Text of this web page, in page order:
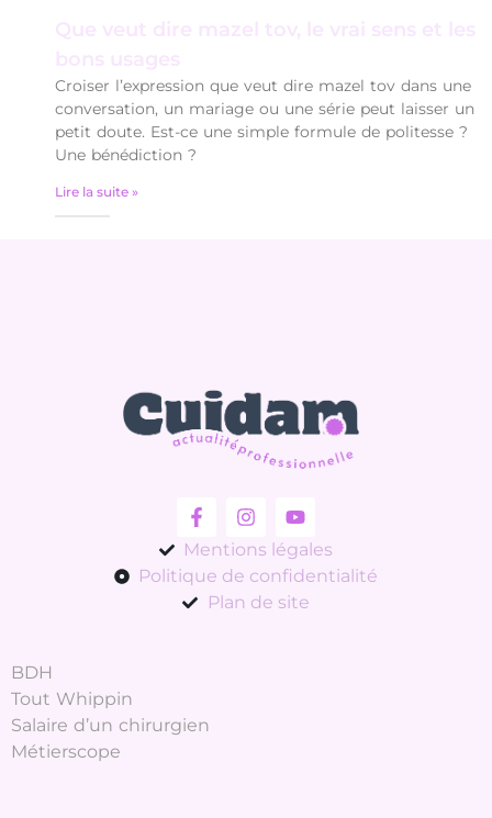
Que veut dire mazel tov, le vrai sens et les
bons usages
Croiser l’expression que veut dire mazel tov dans une
conversation, un mariage ou une série peut laisser un
petit doute. Est-ce une simple formule de politesse ?
Une bénédiction ?
Lire la suite »
Mentions légales
Politique de confidentialité
Plan de site
BDH
Tout Whippin
Salaire d’un chirurgien
Métierscope